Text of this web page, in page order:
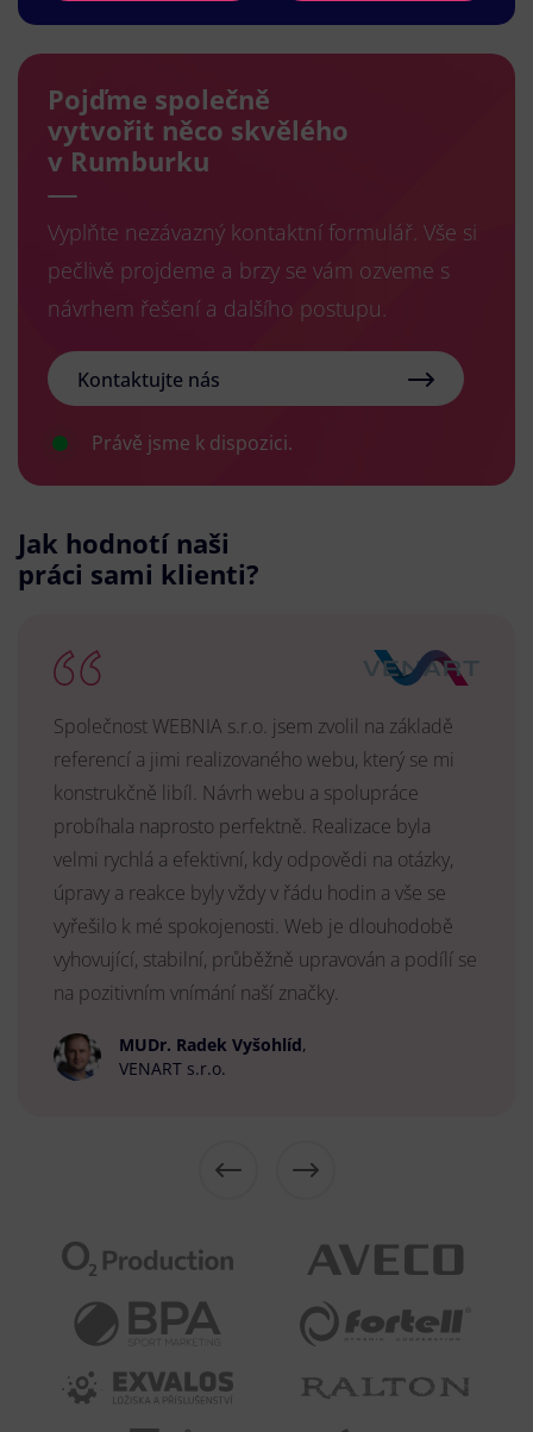
Pojďme společně
vytvořit něco skvělého
v Rumburku
Vyplňte nezávazný kontaktní formulář. Vše si
pečlivě projdeme a brzy se vám ozveme s
návrhem řešení a dalšího postupu.
Kontaktujte nás
Právě jsme k dispozici.
Jak hodnotí naši
práci sami klienti?
Společnost WEBNIA s.r.o. jsem zvolil na základě
referencí a jimi realizovaného webu, který se mi
konstrukčně libíl. Návrh webu a spolupráce
probíhala naprosto perfektně. Realizace byla
velmi rychlá a efektivní, kdy odpovědi na otázky,
úpravy a reakce byly vždy v řádu hodin a vše se
vyřešilo k mé spokojenosti. Web je dlouhodobě
vyhovující, stabilní, průběžně upravován a podílí se
na pozitivním vnímání naší značky.
MUDr. Radek Vyšohlíd,
VENART s.r.o.